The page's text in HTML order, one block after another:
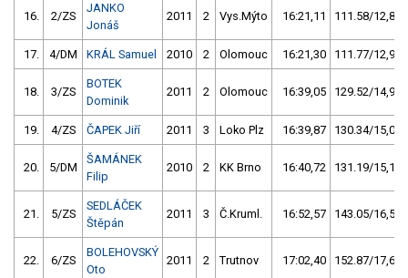
16. 2/ZS
JANKO
Jonáš
2011 2 Vys.Mýto 16:21,11 111.58/12,8
17. 4/DM KRÁL Samuel 2010 2 Olomouc 16:21,30 111.77/12,9
18. 3/ZS
BOTEK
Dominik
2011 2 Olomouc 16:39,05 129.52/14,9
19. 4/ZS ČAPEK Jiří 2011 3 Loko Plz 16:39,87 130.34/15,0
20. 5/DM
ŠAMÁNEK
Filip
2010 2 KK Brno 16:40,72 131.19/15,1
21. 5/ZS
SEDLÁČEK
Štěpán
2011 3 Č.Kruml. 16:52,57 143.05/16,5
22. 6/ZS
BOLEHOVSKÝ
Oto
2011 2 Trutnov 17:02,40 152.87/17,6